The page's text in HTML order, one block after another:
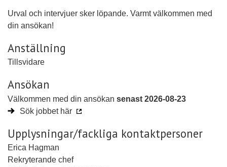
Urval och intervjuer sker löpande. Varmt välkommen med
din ansökan!
Anställning
Tillsvidare
Ansökan
Välkommen med din ansökan senast 2026-08-23
Sök jobbet här
Upplysningar/fackliga kontaktpersoner
Erica Hagman
Rekryterande chef